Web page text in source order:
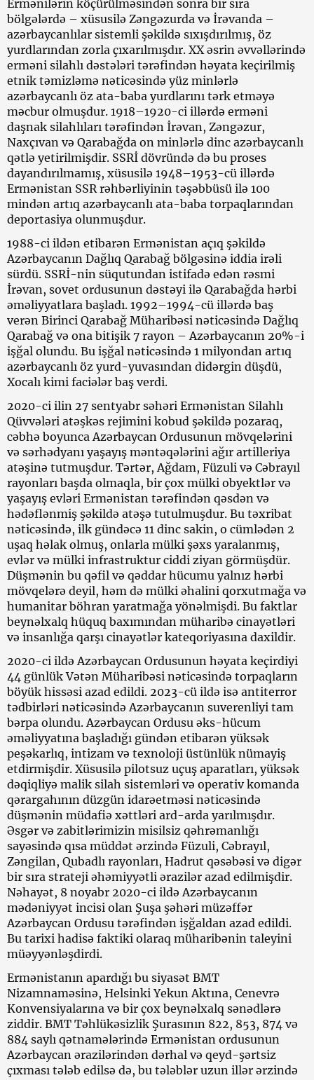
Ermənilərin köçürülməsindən sonra bir sıra
bölgələrdə – xüsusilə Zəngəzurda və İrəvanda –
azərbaycanlılar sistemli şəkildə sıxışdırılmış, öz
yurdlarından zorla çıxarılmışdır. XX əsrin əvvəllərində
erməni silahlı dəstələri tərəfindən həyata keçirilmiş
etnik təmizləmə nəticəsində yüz minlərlə
azərbaycanlı öz ata-baba yurdlarını tərk etməyə
məcbur olmuşdur. 1918–1920-ci illərdə erməni
daşnak silahlıları tərəfindən İrəvan, Zəngəzur,
Naxçıvan və Qarabağda on minlərlə dinc azərbaycanlı
qətlə yetirilmişdir. SSRİ dövründə də bu proses
dayandırılmamış, xüsusilə 1948–1953-cü illərdə
Ermənistan SSR rəhbərliyinin təşəbbüsü ilə 100
mindən artıq azərbaycanlı ata-baba torpaqlarından
deportasiya olunmuşdur.
1988-ci ildən etibarən Ermənistan açıq şəkildə
Azərbaycanın Dağlıq Qarabağ bölgəsinə iddia irəli
sürdü. SSRİ-nin süqutundan istifadə edən rəsmi
İrəvan, sovet ordusunun dəstəyi ilə Qarabağda hərbi
əməliyyatlara başladı. 1992–1994-cü illərdə baş
verən Birinci Qarabağ Müharibəsi nəticəsində Dağlıq
Qarabağ və ona bitişik 7 rayon – Azərbaycanın 20%-i
işğal olundu. Bu işğal nəticəsində 1 milyondan artıq
azərbaycanlı öz yurd-yuvasından didərgin düşdü,
Xocalı kimi faciələr baş verdi.
2020-ci ilin 27 sentyabr səhəri Ermənistan Silahlı
Qüvvələri atəşkəs rejimini kobud şəkildə pozaraq,
cəbhə boyunca Azərbaycan Ordusunun mövqelərini
və sərhədyanı yaşayış məntəqələrini ağır artilleriya
atəşinə tutmuşdur. Tərtər, Ağdam, Füzuli və Cəbrayıl
rayonları başda olmaqla, bir çox mülki obyektlər və
yaşayış evləri Ermənistan tərəfindən qəsdən və
hədəflənmiş şəkildə atəşə tutulmuşdur. Bu təxribat
nəticəsində, ilk gündəcə 11 dinc sakin, o cümlədən 2
uşaq həlak olmuş, onlarla mülki şəxs yaralanmış,
evlər və mülki infrastruktur ciddi ziyan görmüşdür.
Düşmənin bu qəfil və qəddar hücumu yalnız hərbi
mövqelərə deyil, həm də mülki əhalini qorxutmağa və
humanitar böhran yaratmağa yönəlmişdi. Bu faktlar
beynəlxalq hüquq baxımından müharibə cinayətləri
və insanlığa qarşı cinayətlər kateqoriyasına daxildir.
2020-ci ildə Azərbaycan Ordusunun həyata keçirdiyi
44 günlük Vətən Müharibəsi nəticəsində torpaqların
böyük hissəsi azad edildi. 2023-cü ildə isə antiterror
tədbirləri nəticəsində Azərbaycanın suverenliyi tam
bərpa olundu. Azərbaycan Ordusu əks-hücum
əməliyyatına başladığı gündən etibarən yüksək
peşəkarlıq, intizam və texnoloji üstünlük nümayiş
etdirmişdir. Xüsusilə pilotsuz uçuş aparatları, yüksək
dəqiqliyə malik silah sistemləri və operativ komanda
qərargahının düzgün idarəetməsi nəticəsində
düşmənin müdafiə xəttləri ard-arda yarılmışdır.
Əsgər və zabitlərimizin misilsiz qəhrəmanlığı
sayəsində qısa müddət ərzində Füzuli, Cəbrayıl,
Zəngilan, Qubadlı rayonları, Hadrut qəsəbəsi və digər
bir sıra strateji əhəmiyyətli ərazilər azad edilmişdir.
Nəhayət, 8 noyabr 2020-ci ildə Azərbaycanın
mədəniyyət incisi olan Şuşa şəhəri müzəffər
Azərbaycan Ordusu tərəfindən işğaldan azad edildi.
Bu tarixi hadisə faktiki olaraq müharibənin taleyini
müəyyənləşdirdi.
Ermənistanın apardığı bu siyasət BMT
Nizamnaməsinə, Helsinki Yekun Aktına, Cenevrə
Konvensiyalarına və bir çox beynəlxalq sənədlərə
ziddir. BMT Təhlükəsizlik Şurasının 822, 853, 874 və
884 saylı qətnamələrində Ermənistan ordusunun
Azərbaycan ərazilərindən dərhal və qeyd-şərtsiz
çıxması tələb edilsə də, bu tələblər uzun illər ərzində